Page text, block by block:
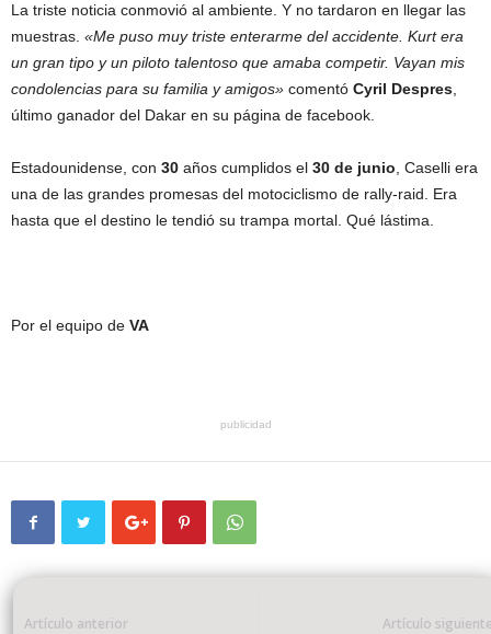
La triste noticia conmovió al ambiente. Y no tardaron en llegar las
muestras. «Me puso muy triste enterarme del accidente. Kurt era
un gran tipo y un piloto talentoso que amaba competir. Vayan mis
condolencias para su familia y amigos» comentó Cyril Despres
último ganador del Dakar en su página de facebook.
Estadounidense, con 30 años cumplidos el 30 de junio , Caselli era
una de las grandes promesas del motociclismo de rally-raid. Era
hasta que el destino le tendió su trampa mortal. Qué lástima.
Por el equipo de VA
publicidad
Artículo anterior Artículo